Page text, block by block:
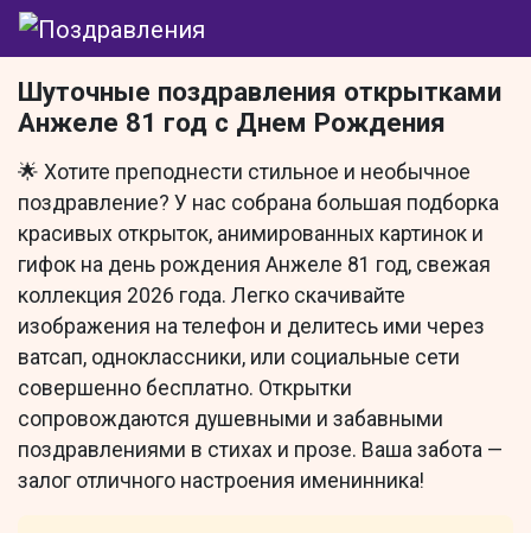
Шуточные поздравления открытками
Анжеле 81 год с Днем Рождения
🌟 Хотите преподнести стильное и необычное
поздравление? У нас собрана большая подборка
красивых открыток, анимированных картинок и
гифок на день рождения Анжеле 81 год, свежая
коллекция 2026 года. Легко скачивайте
изображения на телефон и делитесь ими через
ватсап, одноклассники, или социальные сети
совершенно бесплатно. Открытки
сопровождаются душевными и забавными
поздравлениями в стихах и прозе. Ваша забота —
залог отличного настроения именинника!